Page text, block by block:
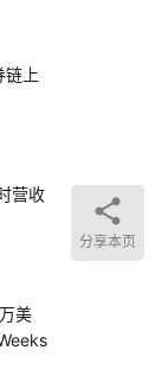
链上
营收
美
分享本页